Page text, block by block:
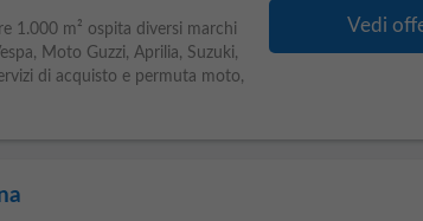
1.000 m² ospita diversi marchi
Moto Guzzi, Aprilia, Suzuki,
di acquisto e permuta moto,
Vedi